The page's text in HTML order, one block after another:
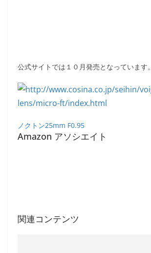
公式サイトでは１０月発売となっています。
ノクトン25mm F0.95
Amazon アソシエイト
関連コンテンツ